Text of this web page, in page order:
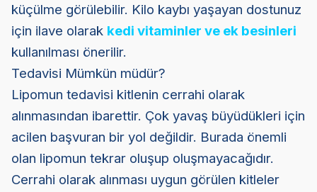
küçülme görülebilir. Kilo kaybı yaşayan dostunuz
için ilave olarak kedi vitaminler ve ek besinleri
kullanılması önerilir.
Tedavisi Mümkün müdür?
Lipomun tedavisi kitlenin cerrahi olarak
alınmasından ibarettir. Çok yavaş büyüdükleri için
acilen başvuran bir yol değildir. Burada önemli
olan lipomun tekrar oluşup oluşmayacağıdır.
Cerrahi olarak alınması uygun görülen kitleler